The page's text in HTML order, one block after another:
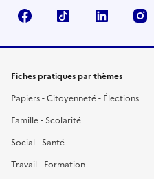
FacebookTikTok LinkedIn
Fiches pratiques par thèmes
Papiers - Citoyenneté - Élections
Famille - Scolarité
Social - Santé
Travail - Formation